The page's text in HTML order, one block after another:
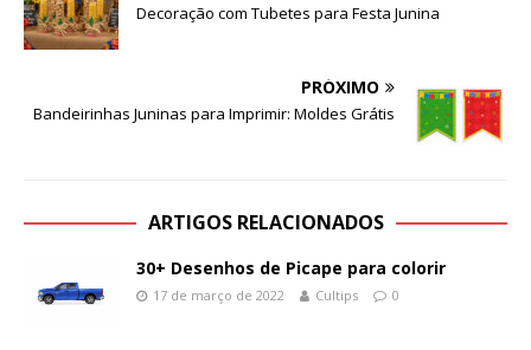
Decoração com Tubetes para Festa Junina
PRÓXIMO
Bandeirinhas Juninas para Imprimir: Moldes Grátis
ARTIGOS RELACIONADOS
30+ Desenhos de Picape para colorir
17 de março de 2022 Cultips 0